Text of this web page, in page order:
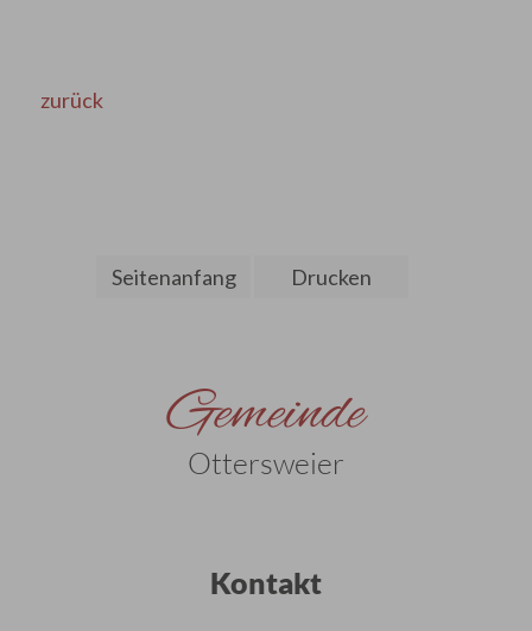
zurück
Seitenanfang Drucken
Gemeinde
Ottersweier
Kontakt